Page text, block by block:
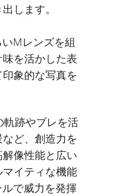
します。
Mレンズを組
を活かした表
象的な写真を
跡やブレを活
ど、創造力を
像性能と広い
イティな機能
で威力を発揮